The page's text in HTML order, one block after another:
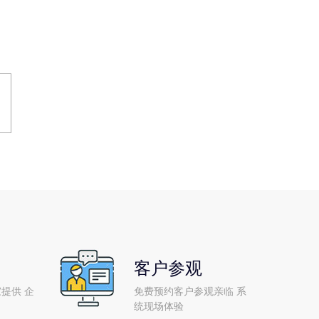
供 企
客户参观
免费预约客户参观亲临 系
统现场体验